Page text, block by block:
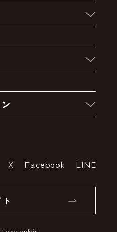
X Facebook LINE